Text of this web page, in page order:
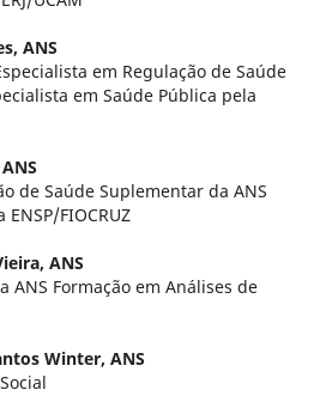
ANS
em Regulação de Saúde
em Saúde Pública pela
ANS
de Saúde Suplementar da ANS
FIOCRUZ
ANS
ANS Formação em Análises de
Winter, ANS